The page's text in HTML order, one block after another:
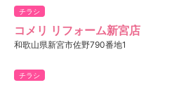
チラシ
コメリ リフォーム新宮店
和歌山県新宮市佐野790番地1
チラシ